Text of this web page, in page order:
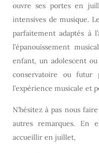
ouvre ses portes en
intensives de musique.
parfaitement adaptés à
l’épanouissement
enfant, un adolescent
conservatoire ou futur
l’expérience musicale et
N’hésitez à pas nous
autres remarques. En
accueillir en juillet,